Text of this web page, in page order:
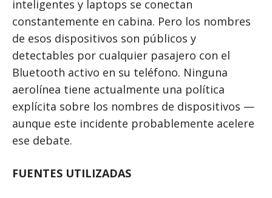
inteligentes y laptops se conectan
constantemente en cabina. Pero los nombres
de esos dispositivos son públicos y
detectables por cualquier pasajero con el
Bluetooth activo en su teléfono. Ninguna
aerolínea tiene actualmente una política
explícita sobre los nombres de dispositivos —
aunque este incidente probablemente acelere
ese debate.
FUENTES UTILIZADAS